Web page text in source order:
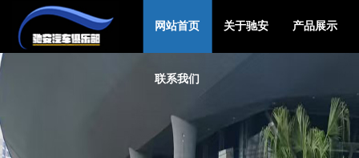
网站首页 关于驰安 产品展示
联系我们